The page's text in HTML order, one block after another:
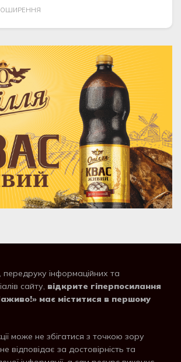
передруку інформаційних та
сайту, відкрите гіперпосилання
має міститися в першому
може не збігатися з точкою зору
відповідає за достовірність та